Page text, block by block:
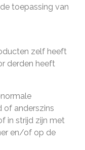
toepassing van
zelf heeft
derden heeft
of anderszins
in strijd zijn met
en/of op de